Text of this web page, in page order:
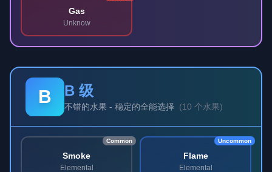
Gas
Unknow
B B 级
不错的水果 - 稳定的全能选择 (10 个水果)
Common
Smoke
Elemental
Uncommon
Flame
Elemental